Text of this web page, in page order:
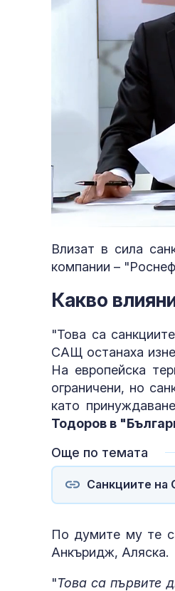
Влизат в сила
компании –
Какво
"Това са
САЩ останаха
На европейска
ограничени, но
като
Тодоров в
Още по темата
Санкциите на
По думите му те
Анкъридж, Аляска.
"Това са първите